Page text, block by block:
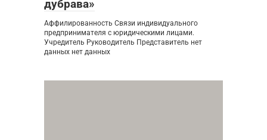
дубрава»
Аффилированность Связи индивидуального
предпринимателя с юридическими лицами.
Учредитель Руководитель Представитель нет
данных нет данных